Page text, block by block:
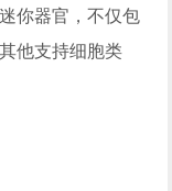
你器官，不仅包
他支持细胞类